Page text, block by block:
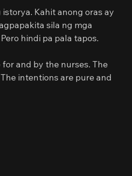
Kahit anong oras ay
sila ng mga
hindi pa pala tapos.
and by the nurses. The
intentions are pure and